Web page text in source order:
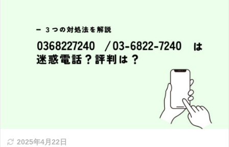
2025年4月22日